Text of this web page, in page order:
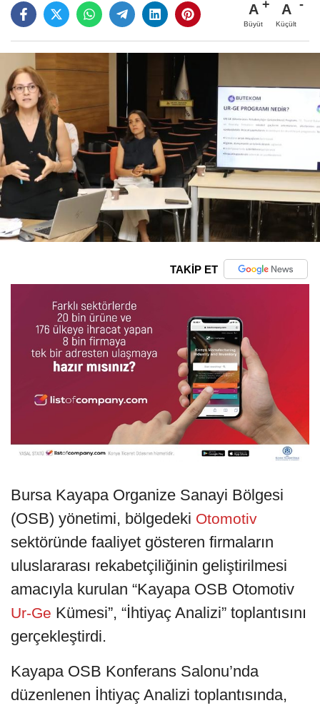
A
Büyüt
A
Küçült
TAKİP ET
Bursa Kayapa Organize Sanayi Bölgesi
(OSB) yönetimi, bölgedeki Otomotiv
sektöründe faaliyet gösteren firmaların
uluslararası rekabetçiliğinin geliştirilmesi
amacıyla kurulan “Kayapa OSB Otomotiv
Ur-Ge Kümesi”, “İhtiyaç Analizi” toplantısını
gerçekleştirdi.
Kayapa OSB Konferans Salonu’nda
düzenlenen İhtiyaç Analizi toplantısında,